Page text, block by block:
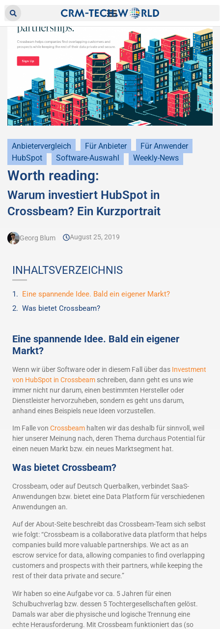
Anbietervergleich Für Anbieter
Für Anwender
HubSpot
Software-Auswahl Weekly-News
Worth reading:
Warum investiert HubSpot in
Crossbeam? Ein Kurzportrait
Georg Blum August 25, 2019
INHALTSVERZEICHNIS
Eine spannende Idee. Bald ein eigener Markt?
Was bietet Crossbeam?
Eine spannende Idee. Bald ein eigener
Markt?
Wenn wir über Software oder in diesem Fall über das Investment
von HubSpot in Crossbeam schreiben, dann geht es uns wie
immer nicht nur darum, einen bestimmten Hersteller oder
Dienstleister hervorzuheben, sondern es geht uns darum,
anhand eines Beispiels neue Ideen vorzustellen.
Im Falle von Crossbeam halten wir das deshalb für sinnvoll, weil
hier unserer Meinung nach, deren Thema durchaus Potential für
einen neuen Markt bzw. ein neues Marktsegment hat.
Was bietet Crossbeam?
Crossbeam, oder auf Deutsch Querbalken, verbindet SaaS-
Anwendungen bzw. bietet eine Data Platform für verschiedenen
Anwendungen an.
Auf der About-Seite beschreibt das Crossbeam-Team sich selbst
wie folgt: “Crossbeam is a collaborative data platform that helps
companies build more valuable partnerships. We act as an
escrow service for data, allowing companies to find overlapping
customers and prospects with their partners, while keeping the
rest of their data private and secure.”
Wir haben so eine Aufgabe vor ca. 5 Jahren für einen
Schulbuchverlag bzw. dessen 5 Tochtergesellschaften gelöst.
Damals war aber die physische und logische Trennung eine
echte Herausforderung. Mit Crossbeam funktioniert das (so